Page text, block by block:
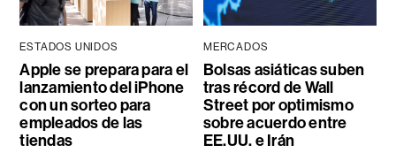
ESTADOS UNIDOS
Apple se prepara para el
lanzamiento del iPhone
con un sorteo para
empleados de las
tiendas
MERCADOS
Bolsas asiáticas suben
tras récord de Wall
Street por optimismo
sobre acuerdo entre
EE.UU. e Irán